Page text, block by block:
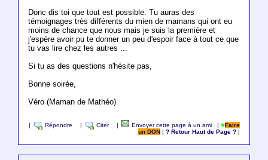
Donc dis toi que tout est possible. Tu auras des
témoignages très différents du mien de mamans qui ont eu
moins de chance que nous mais je suis la première et
j'espère avoir pu te donner un peu d'espoir face à tout ce que
tu vas lire chez les autres ...
Si tu as des questions n'hésite pas,
Bonne soirée,
Véro (Maman de Mathéo)
Répondre Citer Envoyer cette page à un ami |
Faire
un DON
|? Retour Haut de Page ?